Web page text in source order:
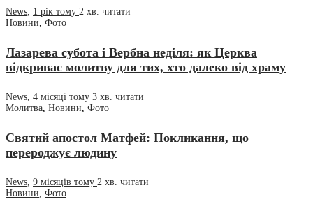
News, 1 рік тому 2 хв. читати
Новини, Фото
Лазарева субота і Вербна неділя: як Церква
відкриває молитву для тих, хто далеко від храму
News, 4 місяці тому 3 хв. читати
Молитва, Новини, Фото
Святий апостол Матфей: Покликання, що
перероджує людину
News 9 місяців тому 2 хв. читати
Новини Фото